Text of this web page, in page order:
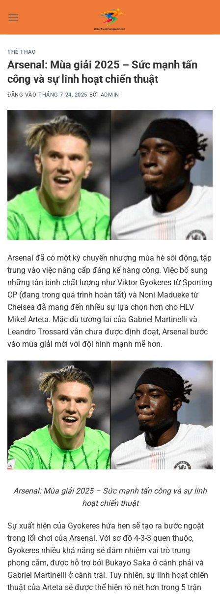
qua
THỂ THAO
Arsenal: Mùa giải 2025 – Sức mạnh tấn
công và sự linh hoạt chiến thuật
ĐĂNG VÀOTHÁNG 7 24, 2025 BỞI ADMIN
Arsenal đã có một kỳ chuyển nhượng mùa hè sôi động, tập
trung vào việc nâng cấp đáng kể hàng công. Việc bổ sung
những tân binh chất lượng như Viktor Gyokeres từ Sporting
CP (đang trong quá trình hoàn tất) và Noni Madueke từ
Chelsea đã mang đến nhiều sự lựa chọn hơn cho HLV
Mikel Arteta. Mặc dù tương lai của Gabriel Martinelli và
Leandro Trossard vẫn chưa được định đoạt, Arsenal bước
vào mùa giải mới với đội hình mạnh mẽ hơn.
Arsenal: Mùa giải 2025 – Sức mạnh tấn công và sự linh
hoạt chiến thuật
Sự xuất hiện của Gyokeres hứa hẹn sẽ tạo ra bước ngoặt
trong lối chơi của Arsenal. Với sơ đồ 4-3-3 quen thuộc,
Gyokeres nhiều khả năng sẽ đảm nhiệm vai trò trung
phong cắm, được hỗ trợ bởi Bukayo Saka ở cánh phải và
Gabriel Martinelli ở cánh trái. Tuy nhiên, sự linh hoạt chiến
thuật của Arteta sẽ được thể hiện rõ nét hơn trong 5 trận